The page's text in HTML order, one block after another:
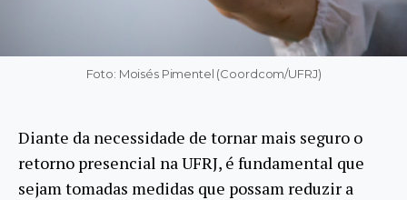
Foto: Moisés Pimentel (Coordcom/UFRJ)
Diante da necessidade de tornar mais seguro o
retorno presencial na UFRJ, é fundamental que
sejam tomadas medidas que possam reduzir a